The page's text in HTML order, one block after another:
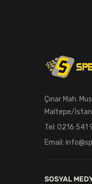
Şişme
Burun
Çınar Mah.
Maltepe/
Tel: 0216 541
Email:
SOSYAL